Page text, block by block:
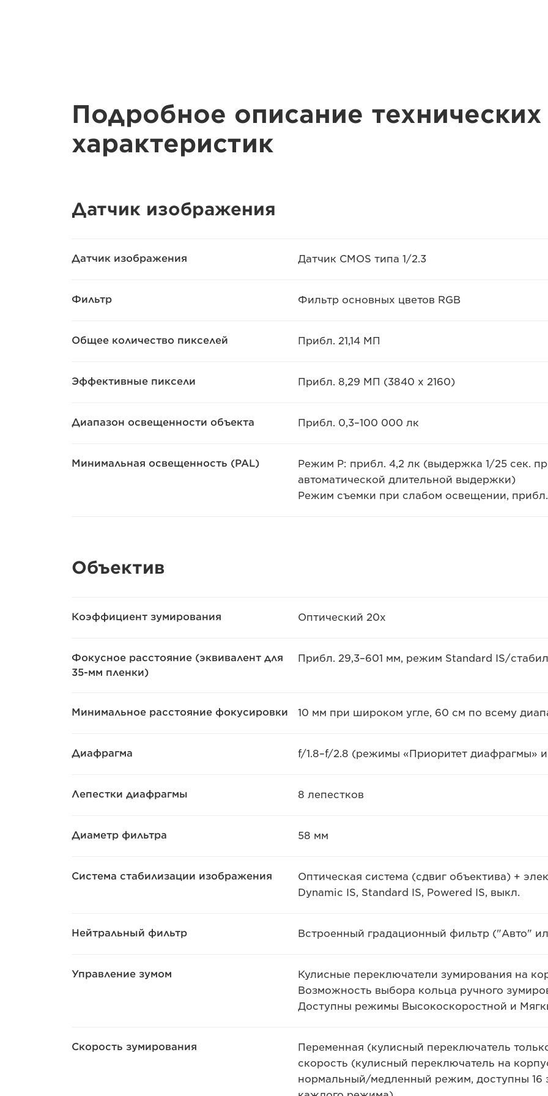
Подробное описание технических
характеристик
Датчик изображения
Датчик изображения Датчик CMOS типа 1/2.3
Фильтр Фильтр основных цветов RGB
Общее количество пикселей Прибл. 21,14 МП
Эффективные пиксели Прибл. 8,29 МП (3840 x 2160)
Диапазон освещенности объекта Прибл. 0,3–100 000 лк
Минимальная освещенность (PAL)
Режим P: прибл. 4,2 лк (выдержка 1/25 сек.
автоматической длительной выдержки)
Режим съемки при слабом освещении,
Объектив
Коэффициент зумирования Оптический 20х
Фокусное расстояние (эквивалент для
35-мм пленки)
Прибл. 29,3–601 мм, режим Standard IS/
Минимальное расстояние фокусировки 10 мм при широком угле, 60 см по всему
Диафрагма f/1.8–f/2.8 (режимы «Приоритет диафрагмы»
Лепестки диафрагмы 8 лепестков
Диаметр фильтра 58 мм
Система стабилизации изображения
Оптическая система (сдвиг объектива) +
Dynamic IS, Standard IS, Powered IS, выкл.
Нейтральный фильтр Встроенный градационный фильтр ("Авто"
Управление зумом
Кулисные переключатели зумирования на
Возможность выбора кольца ручного
Доступны режимы Высокоскоростной и
Скорость зумирования
Переменная (кулисный переключатель
скорость (кулисный переключатель на
нормальный/медленный режим, доступны 16